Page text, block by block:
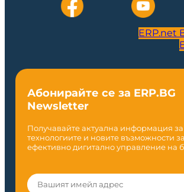
ERP.net
Абонирайте се за ERP.BG
Newsletter
Получавайте актуална информация за
технологиите и новите възможности
ефективно дигитално управление на